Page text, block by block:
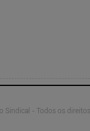
Sindical - Todos os